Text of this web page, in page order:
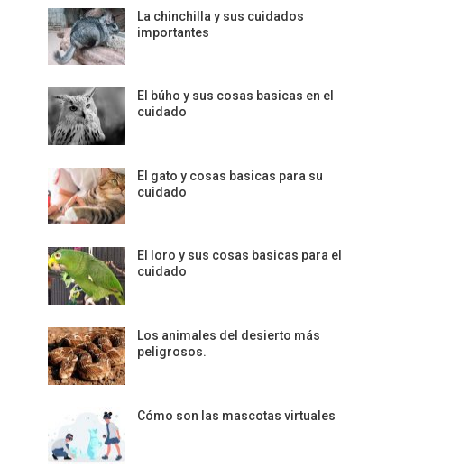
La chinchilla y sus cuidados
importantes
El búho y sus cosas basicas en el
cuidado
El gato y cosas basicas para su
cuidado
El loro y sus cosas basicas para el
cuidado
Los animales del desierto más
peligrosos.
Cómo son las mascotas virtuales